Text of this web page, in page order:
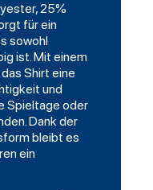
25%
für ein
sowohl
ist. Mit einem
Shirt eine
und
Spieltage oder
Dank der
bleibt es
ein